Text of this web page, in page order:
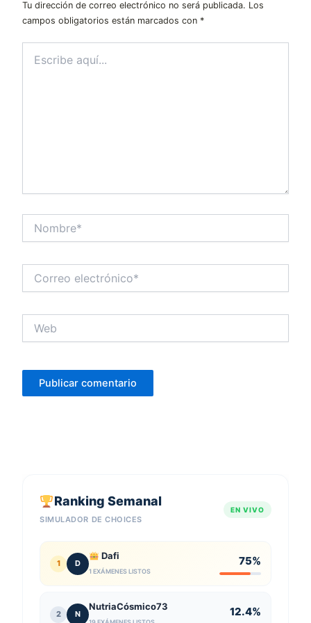
Tu dirección de correo electrónico no será publicada. Los
campos obligatorios están marcados con *
aquí...
electrónico*
Ranking Semanal
SIMULADOR DE CHOICES
EN VIVO
1 D
Dafi
1 EXÁMENES LISTOS
75%
2 N
NutriaCósmico73 12.4%